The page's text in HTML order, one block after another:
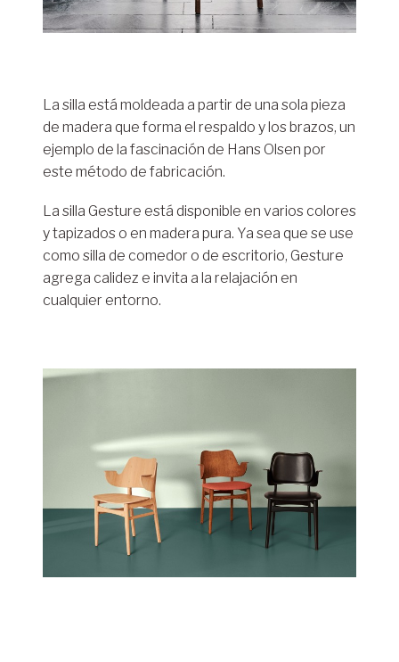
La silla está moldeada a partir de una sola pieza
de madera que forma el respaldo y los brazos, un
ejemplo de la fascinación de Hans Olsen por
este método de fabricación.
La silla Gesture está disponible en varios colores
y tapizados o en madera pura. Ya sea que se use
como silla de comedor o de escritorio, Gesture
agrega calidez e invita a la relajación en
cualquier entorno.